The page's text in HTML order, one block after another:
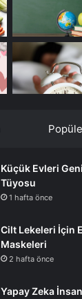
Küçük Evleri
Tüyosu
1 hafta önce
Cilt Lekeleri İçin
Maskeleri
2 hafta önce
Yapay Zeka